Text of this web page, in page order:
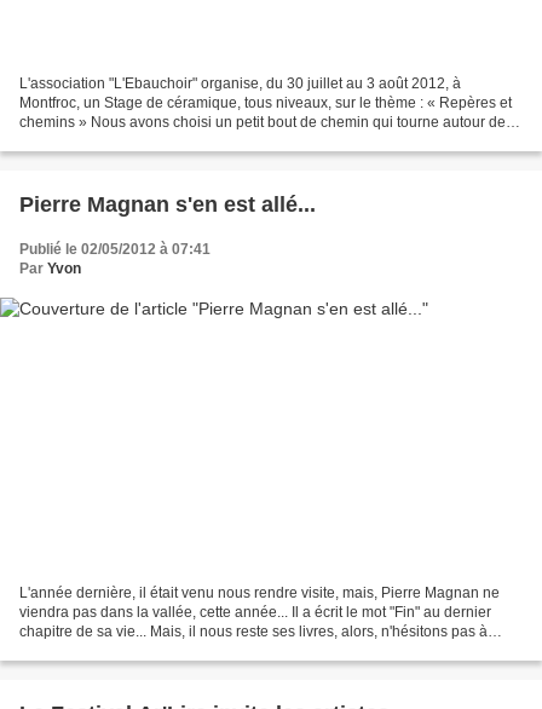
L'association "L'Ebauchoir" organise, du 30 juillet au 3 août 2012, à
Montfroc, un Stage de céramique, tous niveaux, sur le thème : « Repères et
chemins » Nous avons choisi un petit bout de chemin qui tourne autour de
Pierre Magnan s'en est allé...
Publié le 02/05/2012 à 07:41
Par Yvon
L'année dernière, il était venu nous rendre visite, mais, Pierre Magnan ne
viendra pas dans la vallée, cette année... Il a écrit le mot "Fin" au dernier
chapitre de sa vie... Mais, il nous reste ses livres, alors, n'hésitons pas à